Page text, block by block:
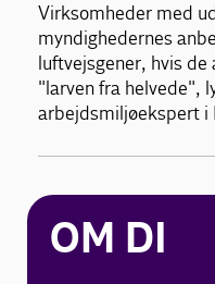
Virksomheder med
myndighedernes
luftvejsgener, hvis
"larven fra helvede",
arbejdsmiljøekspert i
OM DI